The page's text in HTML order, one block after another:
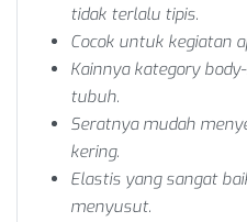
tidak terlalu tipis.
Cocok untuk kegiatan
Kainnya kategory
tubuh.
Seratnya mudah
kering.
Elastis yang sangat
menyusut.